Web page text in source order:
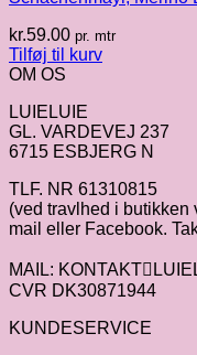
kr.59.00 pr. mtr
Tilføj til kurv
OM OS
LUIELUIE
GL. VARDEVEJ 237
6715 ESBJERG N
TLF. NR 61310815
(ved travlhed i
mail eller Facebook.
MAIL:
CVR DK30871944
KUNDESERVICE